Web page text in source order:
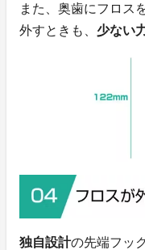
また、奥歯にフロス
外すときも、 少ない
独自設計の先端フッ